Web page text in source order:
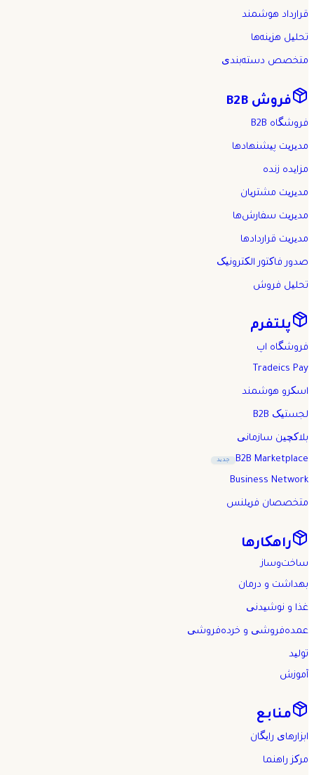
قرارداد هوشمند
تحلیل هزینه‌ها
متخصص دسته‌بندی
فروش B2B
فروشگاه B2B
مدیریت پیشنهادها
مزایده زنده
مدیریت مشتریان
مدیریت سفارش‌ها
مدیریت قراردادها
صدور فاکتور الکترونیک
تحلیل فروش
پلتفرم
فروشگاه اپ
Tradeics Pay
اسکرو هوشمند
لجستیک B2B
بلاکچین سازمانی
B2B Marketplace
جدید
Business Network
متخصصان فریلنس
راهکارها
ساخت‌وساز
بهداشت و درمان
غذا و نوشیدنی
عمده‌فروشی و خرده‌فروشی
تولید
آموزش
منابع
ابزارهای رایگان
مرکز راهنما